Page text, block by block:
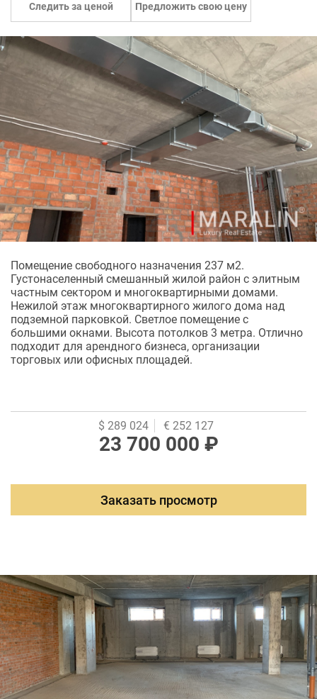
Следить за ценой Предложить свою цену
Помещение свободного назначения 237 м2.
Густонаселенный смешанный жилой район с элитным
частным сектором и многоквартирными домами.
Нежилой этаж многоквартирного жилого дома над
подземной парковкой. Светлое помещение с
большими окнами. Высота потолков 3 метра. Отлично
подходит для арендного бизнеса, организации
торговых или офисных площадей.
$ 289 024 € 252 127
23 700 000 ₽
Заказать просмотр